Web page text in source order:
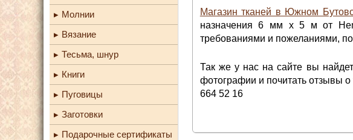
Молнии
Вязание
Тесьма, шнур
Книги
Пуговицы
Заготовки
Подарочные сертификаты
Магазин тканей в Южном
назначения 6 мм х 5 м от
требованиями и пожеланиями,
Так же у нас на сайте вы
фотографии и почитать отзывы
664 52 16